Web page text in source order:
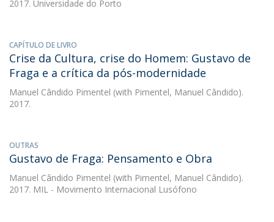
2017. Universidade do Porto
CAPÍTULO DE LIVRO
Crise da Cultura, crise do Homem: Gustavo de
Fraga e a crítica da pós-modernidade
Manuel Cândido Pimentel (with Pimentel, Manuel Cândido).
2017.
OUTRAS
Gustavo de Fraga: Pensamento e Obra
Manuel Cândido Pimentel (with Pimentel, Manuel Cândido).
2017. MIL - Movimento Internacional Lusófono